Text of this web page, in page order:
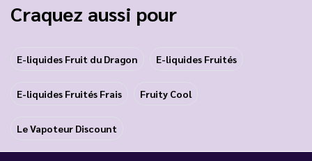
Craquez aussi pour
E-liquides Fruit du Dragon E-liquides Fruités
E-liquides Fruités Frais Fruity Cool
Le Vapoteur Discount